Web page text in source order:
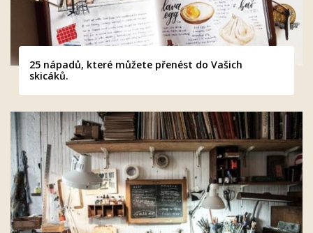
25 nápadů, které můžete přenést do Vašich
skicáků.